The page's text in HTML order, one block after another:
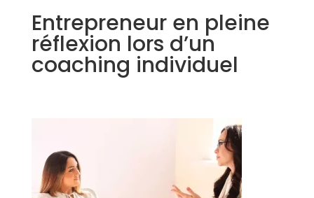
Entrepreneur en pleine
réflexion lors d’un
coaching individuel